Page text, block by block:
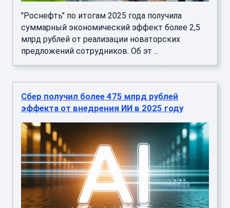
"Роснефть" по итогам 2025 года получила
суммарный экономический эффект более 2,5
млрд рублей от реализации новаторских
предложений сотрудников. Об эт ...
Сбер получил более 475 млрд рублей
эффекта от внедрения ИИ в 2025 году